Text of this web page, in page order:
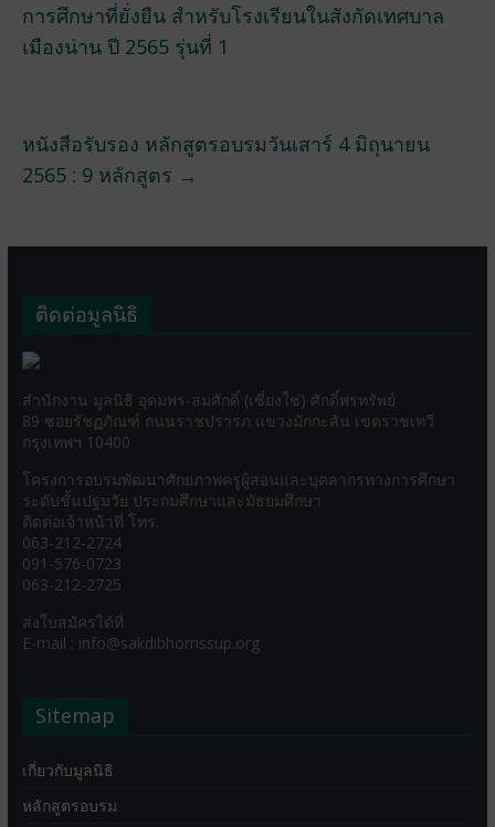
การศึกษาที่ยั่งยืน สำหรับโรงเรียนในสังกัดเทศบาล
เมืองน่าน ปี 2565 รุ่นที่ 1
หนังสือรับรอง หลักสูตรอบรมวันเสาร์ 4 มิถุนายน
2565 : 9 หลักสูตร →
ติดต่อมูลนิธิ
สำนักงาน มูลนิธิ อุดมพร-สมศักดิ์ (เซี่ยงใช่) ศักดิ์พรทรัพย์
89 ซอยรัชฏภัณฑ์ ถนนราชปรารภ แขวงมักกะสัน เขตราชเทวี
กรุงเทพฯ 10400
โครงการอบรมพัฒนาศักยภาพครูผู้สอนและบุคลากรทางการศึกษา
ระดับชั้นปฐมวัย ประถมศึกษาและมัธยมศึกษา
ติดต่อเจ้าหน้าที่ โทร.
063-212-2724
091-576-0723
063-212-2725
ส่งใบสมัครได้ที่
E-mail : info@sakdibhornssup.org
Sitemap
เกี่ยวกับมูลนิธิ
หลักสูตรอบรม